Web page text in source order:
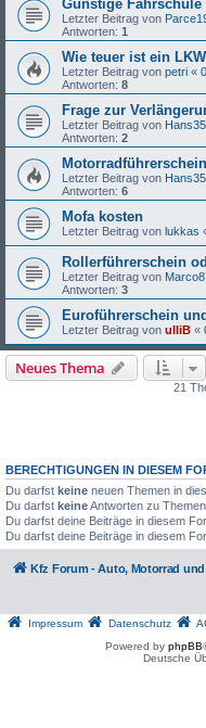
Günstige
Letzter Beitrag von
Antworten: 1
Wie teuer ist ein
Letzter Beitrag von petri «
Antworten: 8
Frage zur
Letzter Beitrag von Hans35
Antworten: 2
Letzter Beitrag von Hans35
Antworten: 6
Mofa kosten
Letzter Beitrag von lukkas
Rollerführerschein
Letzter Beitrag von
Antworten: 3
Euroführerschein
Letzter Beitrag von ulliB «
Neues Thema
21
BERECHTIGUNGEN IN DIESEM
Du darfst keine neuen Themen in
Du darfst keineAntworten zu
Du darfst deine Beiträge in diesem
Du darfst deine Beiträge in diesem
Kfz Forum - Auto, Motorrad
Impressum Datenschutz
Powered by phpBB
Deutsche